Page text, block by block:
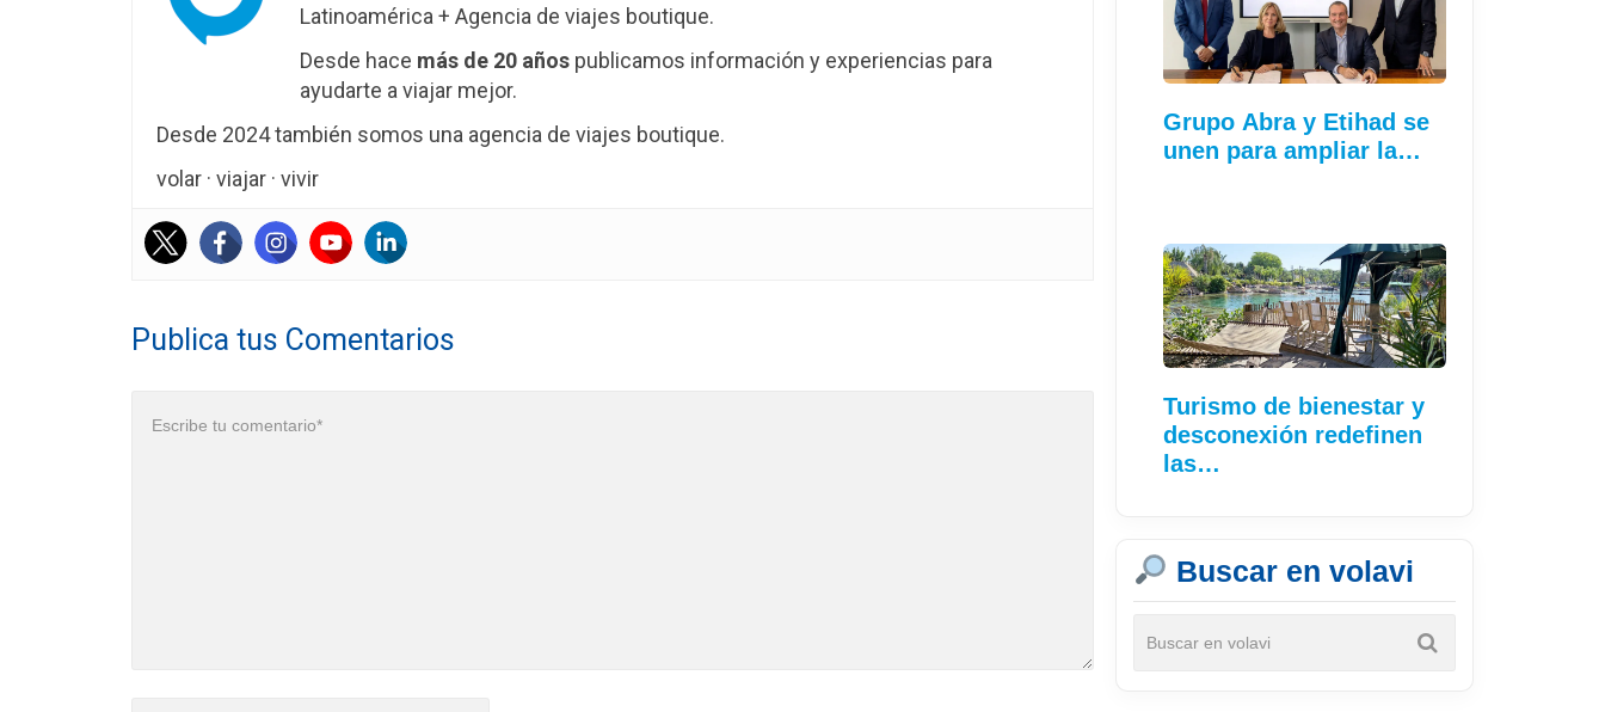
Latinoamérica + Agencia de viajes boutique.
Desde hace más de 20 años publicamos información y experiencias para
ayudarte a viajar mejor.
Desde 2024 también somos una agencia de viajes boutique.
volar · viajar · vivir
Publica tus Comentarios
Grupo Abra y Etihad se
unen para ampliar la…
Turismo de bienestar y
desconexión redefinen
las…
Buscar en volavi